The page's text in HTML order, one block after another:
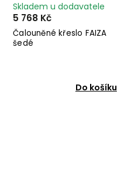
Čalouněné křeslo FAIZA
šedé
Skladem u dodavatele
5 768 Kč
Do košíku